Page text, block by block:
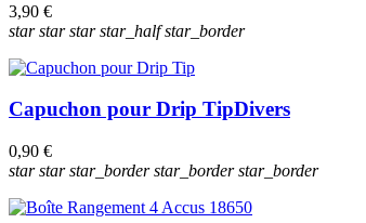
3,90 €
starstarstarstar_halfstar_border
Capuchon pour Drip TipDivers
0,90 €
starstarstar_borderstar_borderstar_border